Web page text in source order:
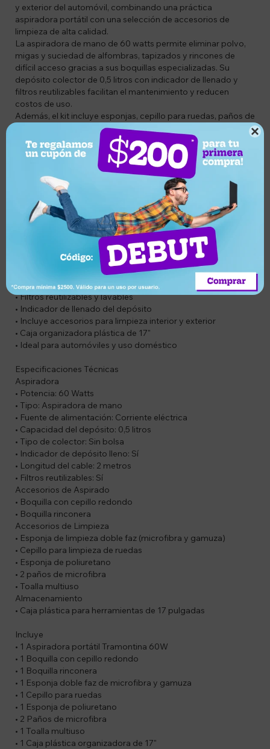

y exterior del automóvil, combinando una práctica
aspiradora portátil con una selección de accesorios de
limpieza de alta calidad.
La aspiradora de mano de 60 watts permite eliminar polvo,
migas y suciedad de alfombras, tapizados y rincones de
difícil acceso gracias a sus boquillas especializadas. Su
depósito colector de 0,5 litros con indicador de llenado y
filtros reutilizables facilitan el mantenimiento y reducen
costos de uso.
Además, el kit incluye esponjas, cepillo para ruedas, paños de
microfibra y toalla multiuso, ideales para el lavado y
detallado del vehículo. Todo se encuentra organizado en una
resistente caja plástica de herramientas de 17 pulgadas para
un almacenamiento y transporte más cómodo.
Características
• Marca: Tramontina
• Línea: Master
• Color: Gris y Rojo
• Kit completo para limpieza automotriz
• Aspiradora portátil de mano de 60W
• Funcionamiento mediante corriente eléctrica
• Cable de alimentación de 2 metros
• Colector de suciedad sin bolsa
• Filtros reutilizables y lavables
• Indicador de llenado del depósito
• Incluye accesorios para limpieza interior y exterior
• Caja organizadora plástica de 17"
• Ideal para automóviles y uso doméstico
Especificaciones Técnicas
Aspiradora
• Potencia: 60 Watts
• Tipo: Aspiradora de mano
• Fuente de alimentación: Corriente eléctrica
• Capacidad del depósito: 0,5 litros
• Tipo de colector: Sin bolsa
• Indicador de depósito lleno: Sí
• Longitud del cable: 2 metros
• Filtros reutilizables: Sí
Accesorios de Aspirado
• Boquilla con cepillo redondo
• Boquilla rinconera
Accesorios de Limpieza
• Esponja de limpieza doble faz (microfibra y gamuza)
• Cepillo para limpieza de ruedas
• Esponja de poliuretano
• 2 paños de microfibra
• Toalla multiuso
Almacenamiento
• Caja plástica para herramientas de 17 pulgadas
Incluye
• 1 Aspiradora portátil Tramontina 60W
• 1 Boquilla con cepillo redondo
• 1 Boquilla rinconera
• 1 Esponja doble faz de microfibra y gamuza
• 1 Cepillo para ruedas
• 1 Esponja de poliuretano
• 2 Paños de microfibra
• 1 Toalla multiuso
• 1 Caja plástica organizadora de 17"